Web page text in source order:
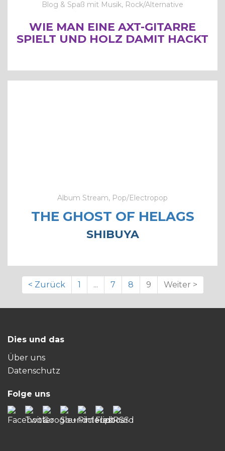
Blog & Spaß mit Musik, Rock/Alternative
WIE MAN EINE AXT-GITARRE
SPIELT UND HOLZ DAMIT HACKT
Album Stream, Pop/Electropop
THE GHOST OF HELAGS
SHIBUYA
< Zurück 1 ... 7 8 9 Weiter >
Dies und das
Über uns
Datenschutz
Folge uns